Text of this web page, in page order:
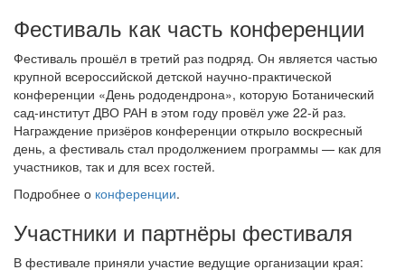
Фестиваль как часть конференции
Фестиваль прошёл в третий раз подряд. Он является частью
крупной всероссийской детской научно-практической
конференции «День рододендрона», которую Ботанический
сад-институт ДВО РАН в этом году провёл уже 22-й раз.
Награждение призёров конференции открыло воскресный
день, а фестиваль стал продолжением программы — как для
участников, так и для всех гостей.
Подробнее о конференции.
Участники и партнёры фестиваля
В фестивале приняли участие ведущие организации края: